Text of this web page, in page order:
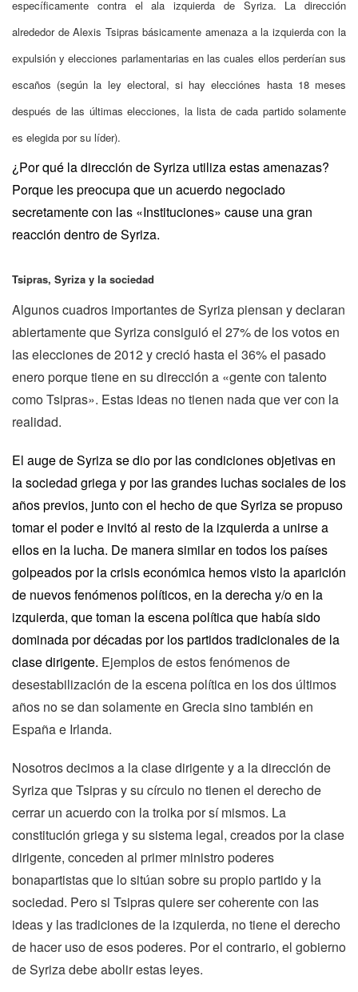
específicamente contra el ala izquierda de Syriza. La dirección
alrededor de Alexis Tsipras básicamente amenaza a la izquierda con la
expulsión y elecciones parlamentarias en las cuales ellos perderían sus
escaños (según la ley electoral, si hay elecciónes hasta 18 meses
después de las últimas elecciones, la lista de cada partido solamente
es elegida por su líder).
¿Por qué la dirección de Syriza utiliza estas amenazas?
Porque les preocupa que un acuerdo negociado
secretamente con las «Instituciones» cause una gran
reacción dentro de Syriza.
Tsipras, Syriza y la sociedad
Algunos cuadros importantes de Syriza piensan y declaran
abiertamente que Syriza consiguió el 27% de los votos en
las elecciones de 2012 y creció hasta el 36% el pasado
enero porque tiene en su dirección a «gente con talento
como Tsipras». Estas ideas no tienen nada que ver con la
realidad.
El auge de Syriza se dio por las condiciones objetivas en
la sociedad griega y por las grandes luchas sociales de los
años previos, junto con el hecho de que Syriza se propuso
tomar el poder e invitó al resto de la izquierda a unirse a
ellos en la lucha. De manera similar en todos los países
golpeados por la crisis económica hemos visto la aparición
de nuevos fenómenos políticos, en la derecha y/o en la
izquierda, que toman la escena política que había sido
dominada por décadas por los partidos tradicionales de la
clase dirigente. Ejemplos de estos fenómenos de
desestabilización de la escena política en los dos últimos
años no se dan solamente en Grecia sino también en
España e Irlanda.
Nosotros decimos a la clase dirigente y a la dirección de
Syriza que Tsipras y su círculo no tienen el derecho de
cerrar un acuerdo con la troika por sí mismos. La
constitución griega y su sistema legal, creados por la clase
dirigente, conceden al primer ministro poderes
bonapartistas que lo sitúan sobre su propio partido y la
sociedad. Pero si Tsipras quiere ser coherente con las
ideas y las tradiciones de la izquierda, no tiene el derecho
de hacer uso de esos poderes. Por el contrario, el gobierno
de Syriza debe abolir estas leyes.